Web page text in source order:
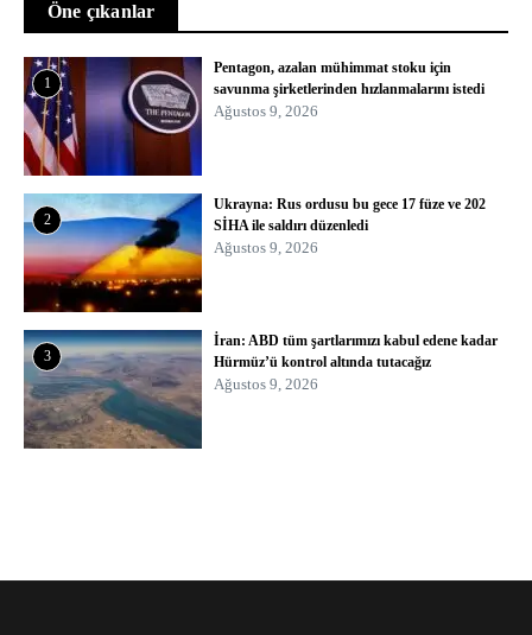
Öne çıkanlar
1
Pentagon, azalan mühimmat stoku için
savunma şirketlerinden hızlanmalarını istedi
Ağustos 9, 2026
2
Ukrayna: Rus ordusu bu gece 17 füze ve 202
SİHA ile saldırı düzenledi
Ağustos 9, 2026
3
İran: ABD tüm şartlarımızı kabul edene kadar
Hürmüz’ü kontrol altında tutacağız
Ağustos 9, 2026